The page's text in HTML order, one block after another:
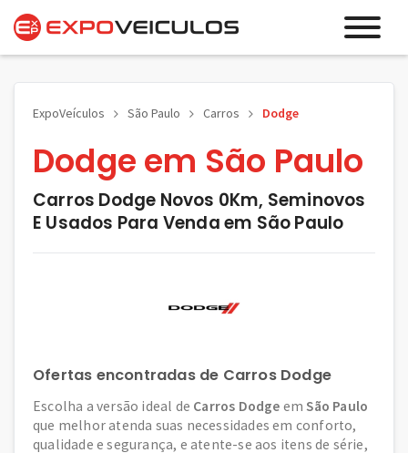
ExpoVeículos São Paulo Carros Dodge
Dodge em São Paulo
Carros Dodge Novos 0Km, Seminovos
E Usados Para Venda em São Paulo
Ofertas encontradas de Carros Dodge
Escolha a versão ideal de Carros Dodge emSão Paulo
que melhor atenda suas necessidades em conforto,
qualidade e segurança, e atente-se aos itens de série,